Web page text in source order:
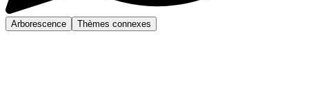
Arborescence Thèmes connexes